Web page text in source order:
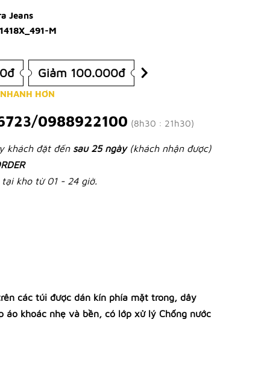
Jeans
M
Giảm 100.000đ
HƠN
0988922100 (8h30 : 21h30)
khách đặt đến sau 25 ngày (khách nhận được)
kho từ 01 - 24 giờ.
các túi được dán kín phía mặt trong, dây
khoác nhẹ và bền, có lớp xử lý Chống nước